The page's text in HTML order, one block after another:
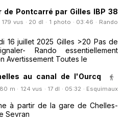
de Pontcarré par Gilles IBP 38
vus · 20 dl · 1 photo · 03:46 · Rando
16 juillet 2025 Gilles >20 Pas de
Rando essentiellement
Avertissement Toutes le
au canal de l'Ourcq
m · 124 vus · 17 dl · 05:32 · Esquimaux
à partir de la gare de Chelles-
Sevran